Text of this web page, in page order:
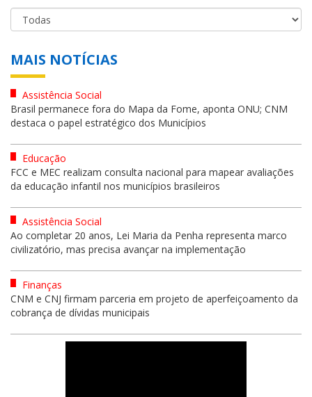
MAIS NOTÍCIAS
Assistência Social
Brasil permanece fora do Mapa da Fome, aponta ONU; CNM
destaca o papel estratégico dos Municípios
Educação
FCC e MEC realizam consulta nacional para mapear avaliações
da educação infantil nos municípios brasileiros
Assistência Social
Ao completar 20 anos, Lei Maria da Penha representa marco
civilizatório, mas precisa avançar na implementação
Finanças
CNM e CNJ firmam parceria em projeto de aperfeiçoamento da
cobrança de dívidas municipais